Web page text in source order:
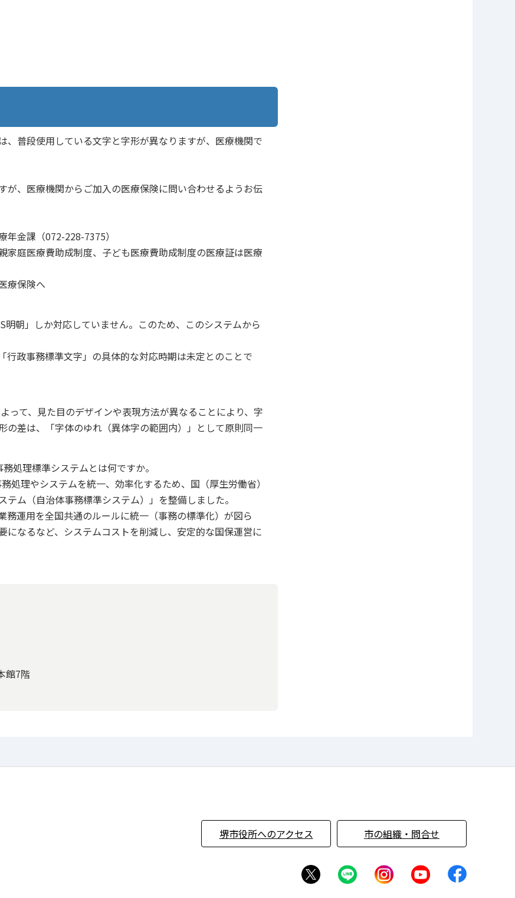
、普段使用している文字と字形が異なりますが、医療機関で
、医療機関からご加入の医療保険に問い合わせるようお伝
年金課（072-228-7375）
家庭医療費助成制度、⼦ども医療費助成制度の医療証は医療
療保険へ
朝」しか対応していません。このため、このシステムから
政事務標準⽂字」の具体的な対応時期は未定とのことで
って、見た目のデザインや表現方法が異なることにより、字
差は、「字体のゆれ（異体字の範囲内）」として原則同一
処理標準システムとは何ですか。
処理やシステムを統一、効率化するため、国（厚生労働省）
ム（自治体事務標準システム）」を整備しました。
務運用を全国共通のルールに統一（事務の標準化）が図ら
なるなど、システムコストを削減し、安定的な国保運営に
館7階
堺市役所へのアクセス 市の組織・問合せ